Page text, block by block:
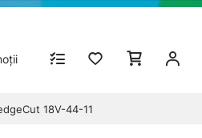
18V-44-11